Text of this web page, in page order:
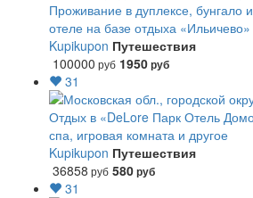
Проживание в дуплексе, бунгало
отеле на базе отдыха «Ильичево»
Kupikupon Путешествия
100000 руб 1950руб
31
Отдых в «DeLore Парк Отель
спа, игровая комната и другое
Kupikupon Путешествия
36858 руб 580руб
31